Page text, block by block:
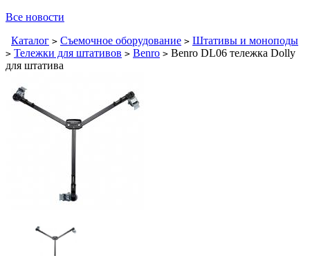
Все новости
Каталог > Съемочное оборудование > Штативы и моноподы
> Тележки для штативов > Benro > Benro DL06 тележка Dolly
для штатива